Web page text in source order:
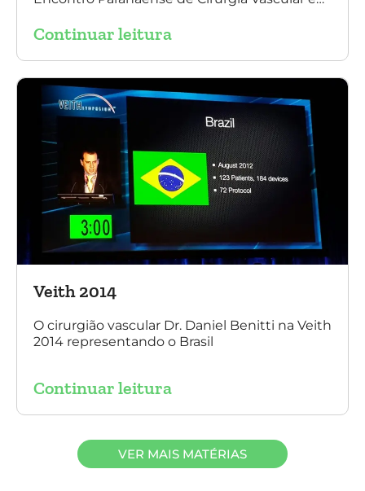
Continuar leitura
Veith 2014
O cirurgião vascular Dr. Daniel Benitti na Veith
2014 representando o Brasil
Continuar leitura
VER MAIS MATÉRIAS